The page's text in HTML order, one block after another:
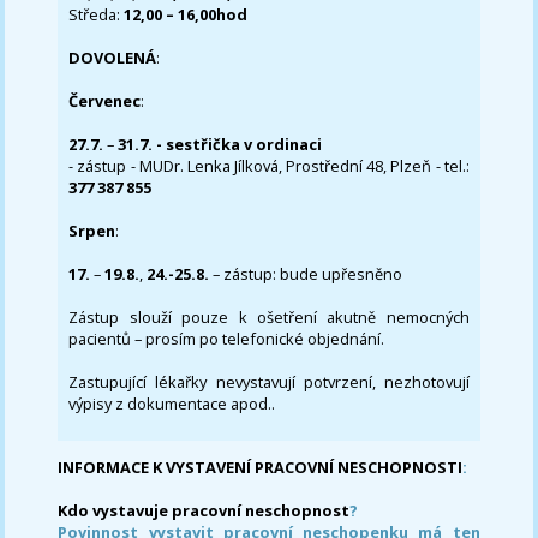
Středa:12,00 – 16,00hod
DOVOLENÁ:
Červenec:
27.7.–31.7. - sestřička v ordinaci
- zástup - MUDr. Lenka Jílková, Prostřední 48, Plzeň - tel.:
377 387 855
Srpen:
17. –19.8., 24.-25.8. – zástup: bude upřesněno
Zástup slouží pouze k ošetření akutně nemocných
pacientů – prosím po telefonické objednání.
Zastupující lékařky nevystavují potvrzení, nezhotovují
výpisy z dokumentace apod..
INFORMACE K VYSTAVENÍ PRACOVNÍ NESCHOPNOSTI:
Kdo vystavuje pracovní neschopnost?
Povinnost vystavit pracovní neschopenku má ten